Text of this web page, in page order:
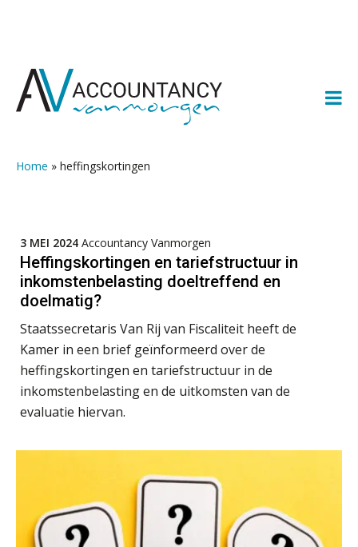
naar
naar
naar
naar
Home » heffingskortingen
3 MEI 2024 Accountancy Vanmorgen
Heffingskortingen en tariefstructuur in
inkomstenbelasting doeltreffend en
doelmatig?
Staatssecretaris Van Rij van Fiscaliteit heeft de
Kamer in een brief geïnformeerd over de
heffingskortingen en tariefstructuur in de
inkomstenbelasting en de uitkomsten van de
evaluatie hiervan.